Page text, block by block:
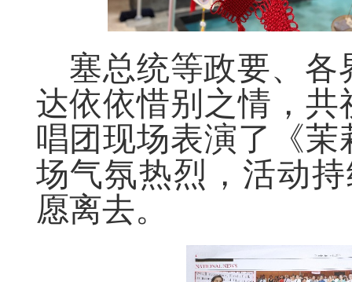
塞总统等政要、
达依依惜别之情，
唱团现场表演了《
场气氛热烈，活动
愿离去。